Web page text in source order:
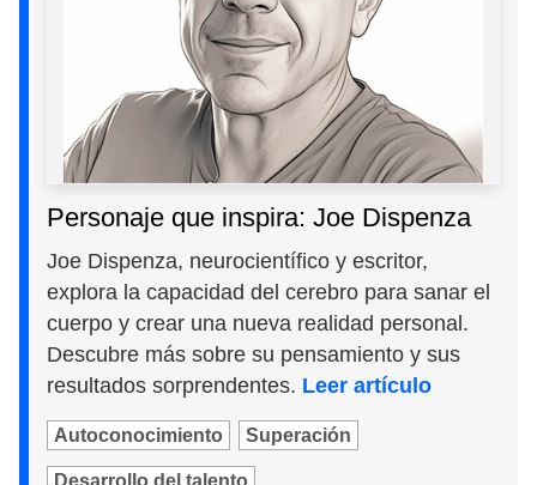
Personaje que inspira: Joe Dispenza
Joe Dispenza, neurocientífico y escritor,
explora la capacidad del cerebro para sanar el
cuerpo y crear una nueva realidad personal.
Descubre más sobre su pensamiento y sus
resultados sorprendentes. Leer artículo
Autoconocimiento Superación
Desarrollo del talento